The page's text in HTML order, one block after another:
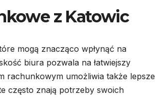
z Katowic
mogą znacząco wpłynąć na
biura pozwala na łatwiejszy
rachunkowym umożliwia także lepsze
często znają potrzeby swoich